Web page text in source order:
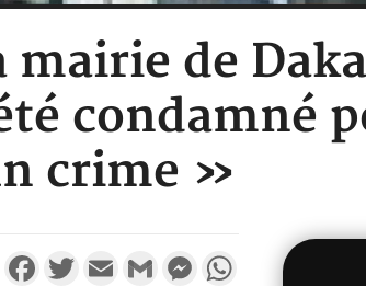
mairie de
condamné
crime »
PartagerFacebookTwitterEmail Gmail MessengerWhatsApp